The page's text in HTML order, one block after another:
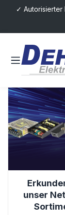
springen
✓ Autorisierter
unser